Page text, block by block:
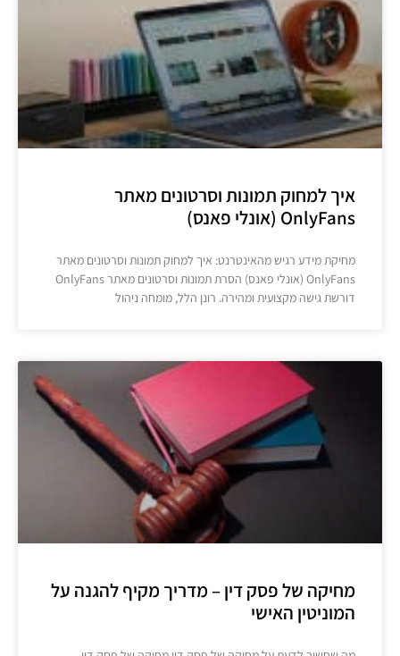
איך למחוק תמונות וסרטונים מאתר
OnlyFans (אונלי פאנס)
מחיקת מידע רגיש מהאינטרנט: איך למחוק תמונות וסרטונים מאתר
OnlyFans (אונלי פאנס) הסרת תמונות וסרטונים מאתר OnlyFans
דורשת גישה מקצועית ומהירה. רונן הלל, מומחה ניהול
מחיקה של פסק דין – מדריך מקיף להגנה על
המוניטין האישי